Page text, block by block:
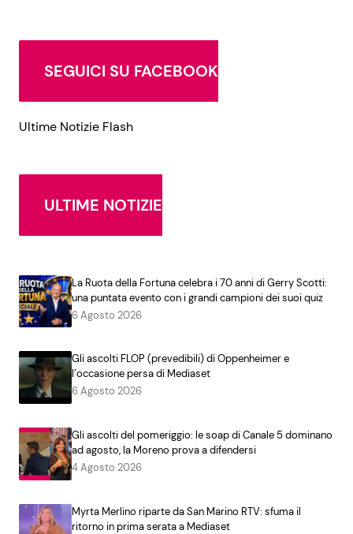
SEGUICI SU FACEBOOK
Ultime Notizie Flash
ULTIME NOTIZIE
La Ruota della Fortuna celebra i 70 anni di Gerry Scotti:
una puntata evento con i grandi campioni dei suoi quiz
6 Agosto 2026
Gli ascolti FLOP (prevedibili) di Oppenheimer e
l’occasione persa di Mediaset
6 Agosto 2026
Gli ascolti del pomeriggio: le soap di Canale 5 dominano
ad agosto, la Moreno prova a difendersi
4 Agosto 2026
Myrta Merlino riparte da San Marino RTV: sfuma il
ritorno in prima serata a Mediaset